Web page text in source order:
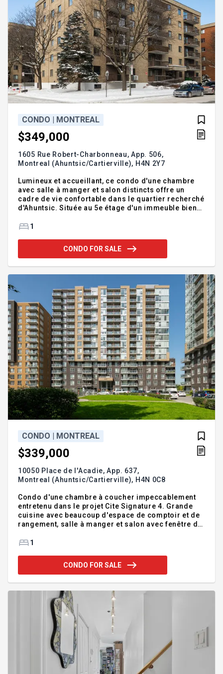
CONDO | MONTREAL
$349,000
1605 Rue Robert-Charbonneau, App. 506,
Montreal (Ahuntsic/Cartierville), H4N 2Y7
Lumineux et accueillant, ce condo d'une chambre
avec salle à manger et salon distincts offre un
cadre de vie confortable dans le quartier recherché
d'Ahuntsic. Située au 5e étage d'un immeuble bien
d'espace de vie bien aménagé, baigné de lumière
convivial, une salle à manger dédiée idéale pour
les repas quotidiens ou pour recevoir, ainsi qu'une
stationnement intérieur au garage et un espace de
rangement privé, offrant
1
CONDO FOR SALE
CONDO | MONTREAL
$339,000
10050 Place de l'Acadie, App. 637,
Montreal (Ahuntsic/Cartierville), H4N 0C8
Condo d'une chambre à coucher impeccablement
entretenu dans le projet Cite Signature 4. Grande
cuisine avec beaucoup d'espace de comptoir et de
rangement, salle à manger et salon avec fenêtre du
cour interieur.Salle de bain avec baignoire et
inclus.Près de toutes les commodités, des
autoroutes et des transports publics.a 15 minute a
Addendum:Caractéristiques de l'appartement : -
Unité du 6e étage
1
CONDO FOR SALE